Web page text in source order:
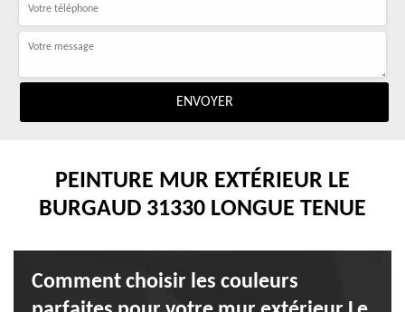
PEINTURE MUR EXTÉRIEUR LE
BURGAUD 31330 LONGUE TENUE
Comment choisir les couleurs